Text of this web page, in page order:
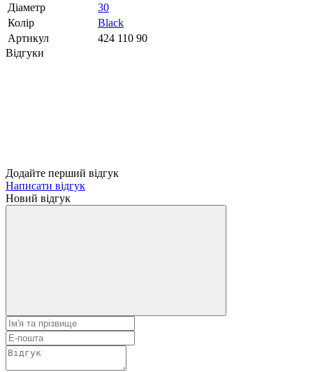
Діаметр
30
Колір
Black
Артикул
424 110 90
Відгуки
Додайте перший відгук
Написати відгук
Новий відгук